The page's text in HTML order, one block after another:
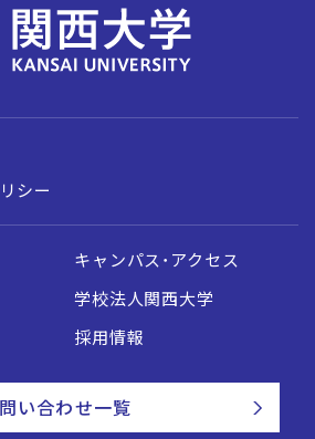
シー
キャンパス・アクセス
学校法人関西大学
採用情報
い合わせ一覧